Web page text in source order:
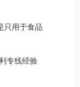
只用于食品
专线经验